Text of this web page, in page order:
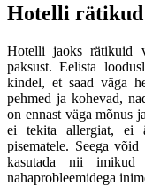
Hotelli
Hotelli jaoks rätikuid
paksust. Eelista
kindel, et saad väga
pehmed ja kohevad,
on ennast väga mõnus
ei tekita allergiat, ei
pisematele. Seega
kasutada nii imikud
nahaprobleemidega